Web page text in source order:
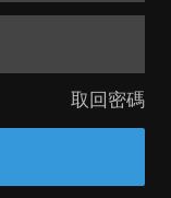
取回密碼